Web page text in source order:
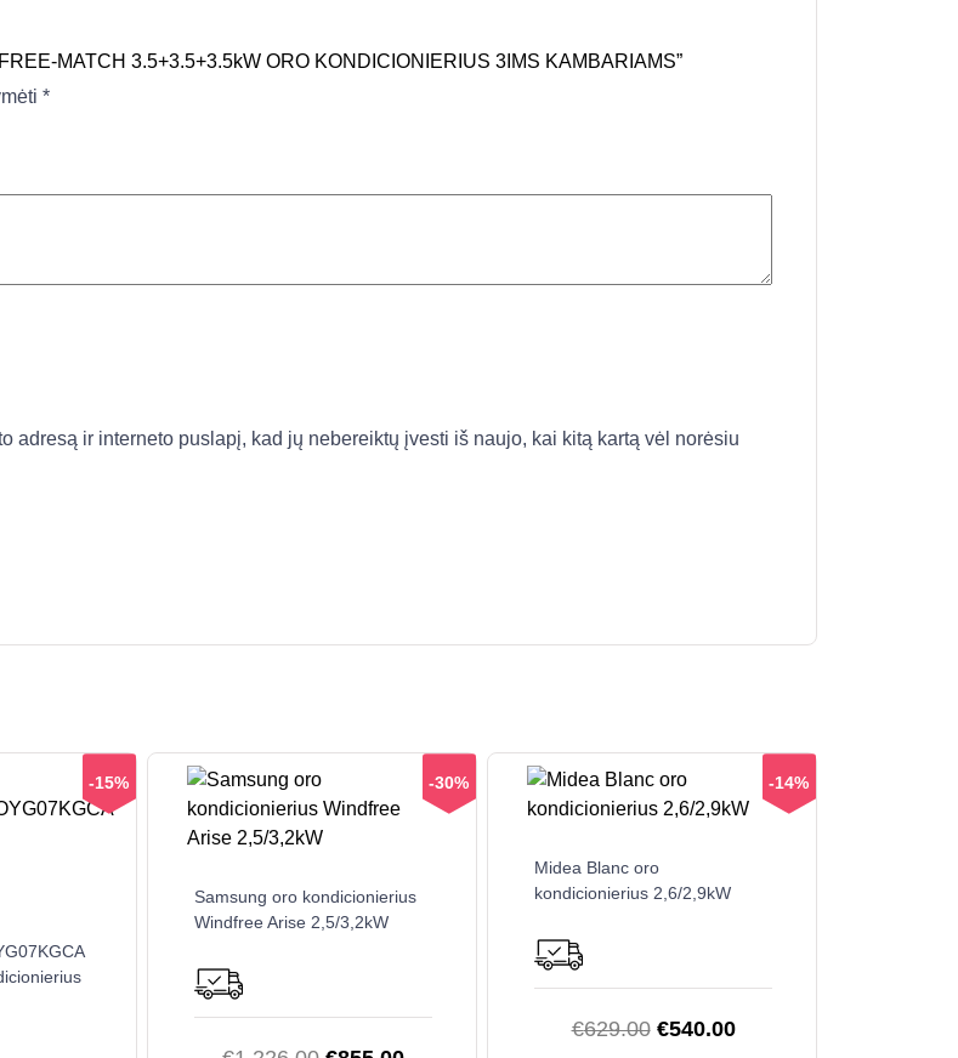
MATCH 3.5+3.5+3.5kW ORO KONDICIONIERIUS 3IMS KAMBARIAMS”
*
adresą ir interneto puslapį, kad jų nebereiktų įvesti iš naujo, kai kitą kartą vėl norėsiu
-15% -30%
Samsung oro kondicionierius
Windfree Arise 2,5/3,2kW
-14%
Midea Blanc oro
kondicionierius 2,6/2,9kW
€629.00 Original
€540.00Current